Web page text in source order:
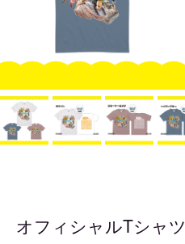
オフィシャルTシャツ